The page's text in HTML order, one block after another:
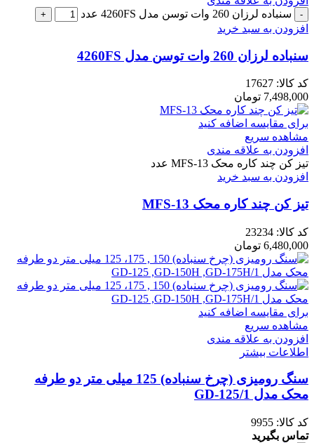
سنباده لرزان 260 وات توسن مدل 4260FS عدد
افزودن به سبد خرید
سنباده لرزان 260 وات توسن مدل 4260FS
کد کالا: 17627
7,498,000 تومان
برای مقایسه اضافه کنید
مشاهده سریع
افزودن به علاقه مندی
تیز کن چند کاره محک MFS-13 عدد
افزودن به سبد خرید
تیز کن چند کاره محک MFS-13
کد کالا: 23234
6,480,000 تومان
برای مقایسه اضافه کنید
مشاهده سریع
افزودن به علاقه مندی
اطلاعات بیشتر
سنگ رومیزی (چرخ سنباده) 125 میلی متر دو طرفه
محک مدل 1/GD-125
کد کالا: 9955
تماس بگیرید